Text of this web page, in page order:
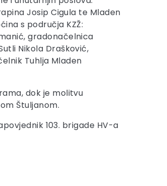
Josip Cigula te Mladen
s područja KZŽ:
gradonačelnica
Nikola Drašković,
Tuhlja Mladen
dok je molitvu
Štuljanom.
103. brigade HV-a